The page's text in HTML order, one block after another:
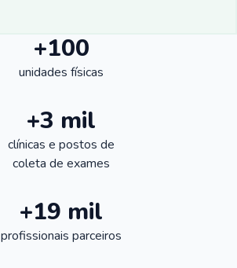
+100
unidades físicas
+3 mil
clínicas e postos de
coleta de exames
+19 mil
profissionais parceiros